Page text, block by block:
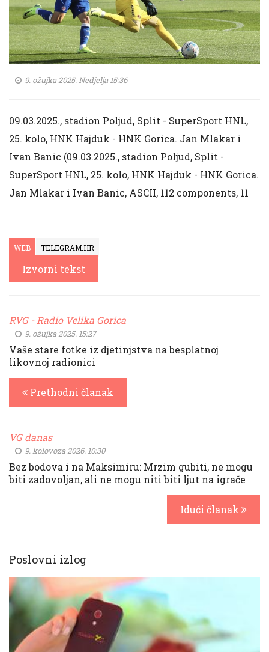
9. ožujka 2025. Nedjelja 15:36
09.03.2025., stadion Poljud, Split - SuperSport HNL,
25. kolo, HNK Hajduk - HNK Gorica. Jan Mlakar i
Ivan Banic (09.03.2025., stadion Poljud, Split -
SuperSport HNL, 25. kolo, HNK Hajduk - HNK Gorica.
Jan Mlakar i Ivan Banic, ASCII, 112 components, 11
WEB TELEGRAM.HR
Izvorni tekst
RVG - Radio Velika Gorica
9. ožujka 2025. 15:27
Vaše stare fotke iz djetinjstva na besplatnoj
likovnoj radionici
Prethodni članak
VG danas
9. kolovoza 2026. 10:30
Bez bodova i na Maksimiru: Mrzim gubiti, ne mogu
biti zadovoljan, ali ne mogu niti biti ljut na igrače
Idući članak
Poslovni izlog